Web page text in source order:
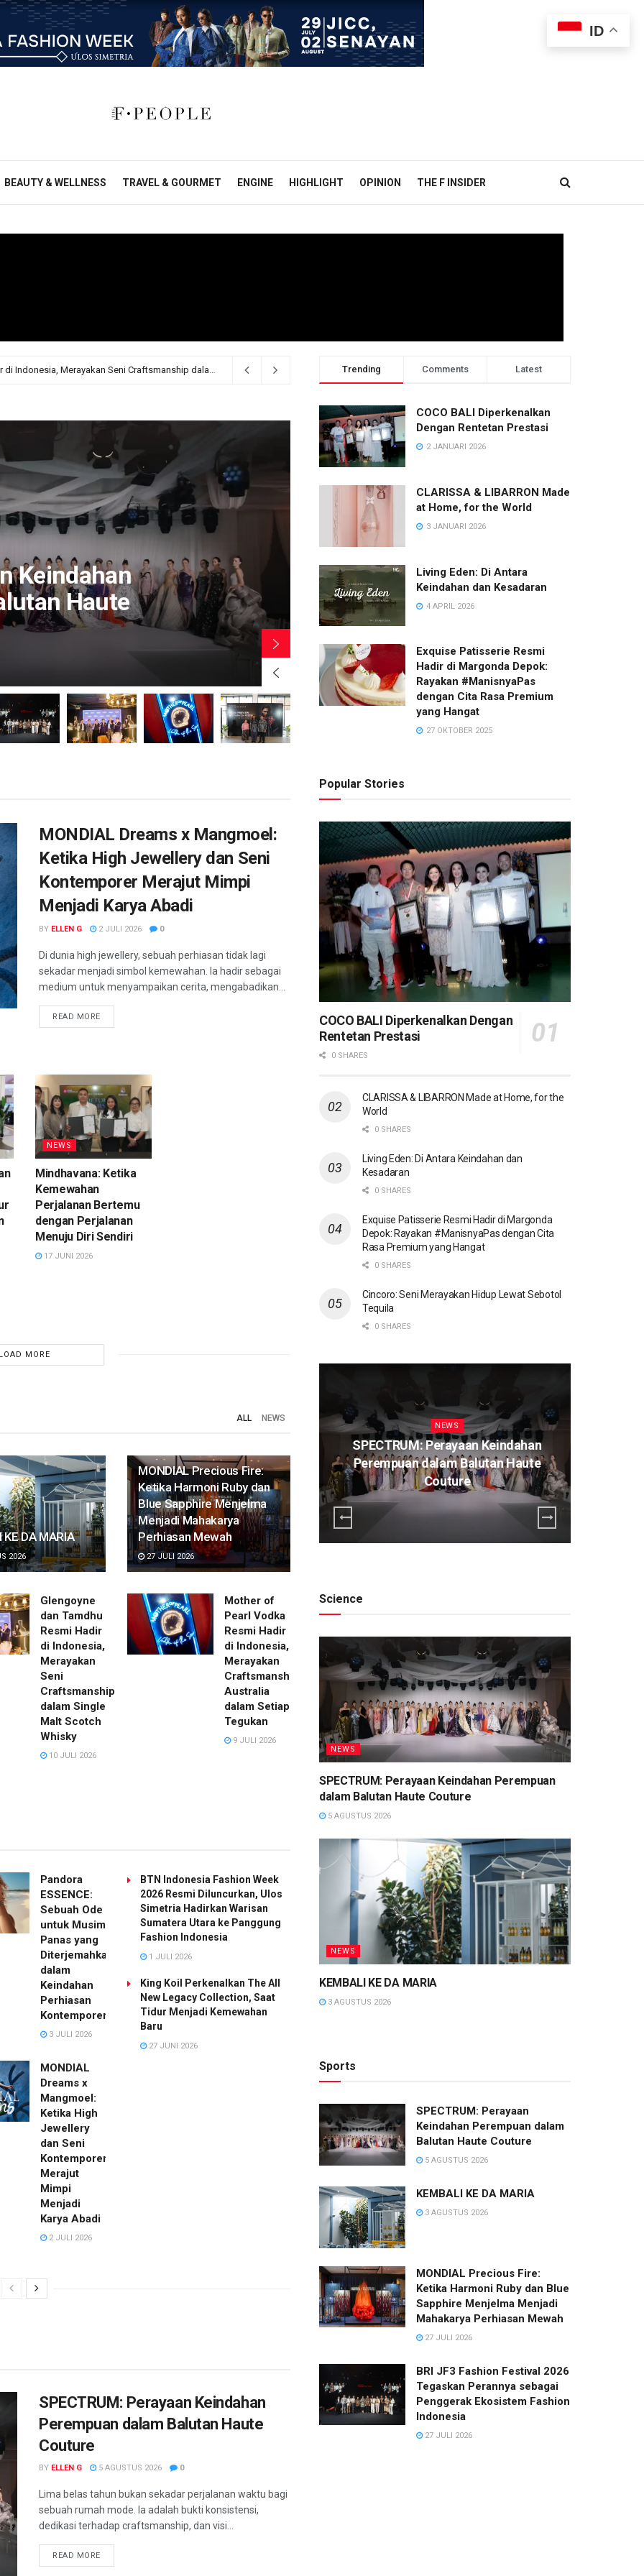
BEAUTY & WELLNESS TRAVEL & GOURMET ENGINE HIGHLIGHT OPINION THE F INSIDER
dalam Balutan Haute Couture 4 hari ago
Keindahan
Haute
NEWS
KEMBALI KE DA MARIA
RACHEL OCTAVIA 3 AGUSTUS 2026
MONDIAL Dreams x Mangmoel:
Ketika High Jewellery dan Seni
Kontemporer Merajut Mimpi
Menjadi Karya Abadi
BY ELLEN G 2 JULI 2026 0
Di dunia high jewellery, sebuah perhiasan tidak lagi
sekadar menjadi simbol kemewahan. Ia hadir sebagai
medium untuk menyampaikan cerita, mengabadikan...
READ MORE
NEWS
Mindhavana: Ketika
Kemewahan
Perjalanan Bertemu
dengan Perjalanan
Menuju Diri Sendiri
17 JUNI 2026
LOAD MORE
ALL NEWS
KE DA MARIA
2026
MONDIAL Precious Fire:
Ketika Harmoni Ruby dan
Blue Sapphire Menjelma
Menjadi Mahakarya
Perhiasan Mewah
27 JULI 2026
Glengoyne
dan Tamdhu
Resmi Hadir
di Indonesia,
Merayakan
Seni
Craftsmanship
dalam Single
Malt Scotch
Whisky
10 JULI 2026
Mother of
Pearl Vodka
Resmi Hadir
di Indonesia,
Merayakan
Craftsmanship
Australia
dalam Setiap
Tegukan
9 JULI 2026
Pandora
ESSENCE:
Sebuah Ode
untuk Musim
Panas yang
Diterjemahkan
dalam
Keindahan
Perhiasan
Kontemporer
3 JULI 2026
MONDIAL
Dreams x
Mangmoel:
Ketika High
Jewellery
dan Seni
Kontemporer
Merajut
Mimpi
Menjadi
Karya Abadi
2 JULI 2026
BTN Indonesia Fashion Week
2026 Resmi Diluncurkan, Ulos
Simetria Hadirkan Warisan
Sumatera Utara ke Panggung
Fashion Indonesia
1 JULI 2026
King Koil Perkenalkan The All
New Legacy Collection, Saat
Tidur Menjadi Kemewahan
Baru
27 JUNI 2026
SPECTRUM: Perayaan Keindahan
Perempuan dalam Balutan Haute
Couture
BY ELLEN G 5 AGUSTUS 2026 0
Lima belas tahun bukan sekadar perjalanan waktu bagi
sebuah rumah mode. Ia adalah bukti konsistensi,
dedikasi terhadap craftsmanship, dan visi...
READ MORE
Trending Comments Latest
COCO BALI Diperkenalkan
Dengan Rentetan Prestasi
2 JANUARI 2026
CLARISSA & LIBARRON Made
at Home, for the World
3 JANUARI 2026
Living Eden: Di Antara
Keindahan dan Kesadaran
4 APRIL 2026
Exquise Patisserie Resmi
Hadir di Margonda Depok:
Rayakan #ManisnyaPas
dengan Cita Rasa Premium
yang Hangat
27 OKTOBER 2025
Popular Stories
COCO BALI Diperkenalkan Dengan
Rentetan Prestasi
0 SHARES
CLARISSA & LIBARRON Made at Home, for the
World
0 SHARES
Living Eden: Di Antara Keindahan dan
Kesadaran
0 SHARES
Exquise Patisserie Resmi Hadir di Margonda
Depok: Rayakan #ManisnyaPas dengan Cita
Rasa Premium yang Hangat
0 SHARES
Cincoro: Seni Merayakan Hidup Lewat Sebotol
Tequila
0 SHARES
Indonesia, Merayakan Seni
Craftsmanship dalam Single Malt
Scotch Whisky
NEWS
SPECTRUM: Perayaan Keindahan
Perempuan dalam Balutan Haute
Couture
Science
NEWS
SPECTRUM: Perayaan Keindahan Perempuan
dalam Balutan Haute Couture
5 AGUSTUS 2026
NEWS
KEMBALI KE DA MARIA
3 AGUSTUS 2026
Sports
SPECTRUM: Perayaan
Keindahan Perempuan dalam
Balutan Haute Couture
5 AGUSTUS 2026
KEMBALI KE DA MARIA
3 AGUSTUS 2026
MONDIAL Precious Fire:
Ketika Harmoni Ruby dan Blue
Sapphire Menjelma Menjadi
Mahakarya Perhiasan Mewah
27 JULI 2026
BRI JF3 Fashion Festival 2026
Tegaskan Perannya sebagai
Penggerak Ekosistem Fashion
Indonesia
27 JULI 2026
ID